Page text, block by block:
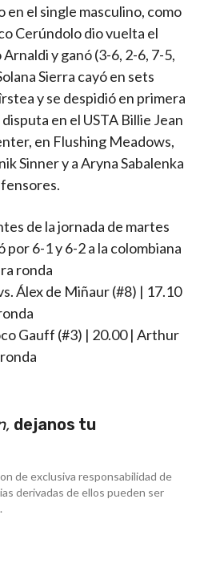
el single masculino, como
Cerúndolo dio vuelta el
y ganó (3-6, 2-6, 7-5,
Sierra cayó en sets
y se despidió en primera
en el USTA Billie Jean
en Flushing Meadows,
Sinner y a Aryna Sabalenka
de la jornada de martes
por 6-1 y 6-2 a la colombiana
ronda
Álex de Miñaur (#8) | 17.10
Gauff (#3) | 20.00 | Arthur
dejanos tu
de exclusiva responsabilidad de
derivadas de ellos pueden ser